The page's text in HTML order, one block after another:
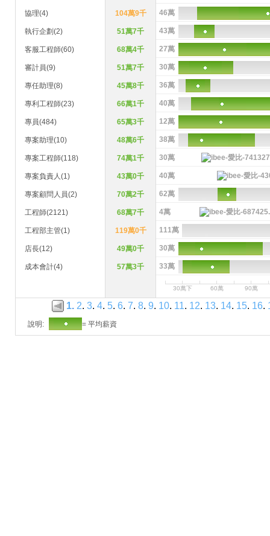
協理(4) 104萬9千 46萬
執行企劃(2) 51萬7千 43萬
客服工程師(60) 68萬4千 27萬
審計員(9) 51萬7千 30萬
專任助理(8) 45萬8千 36萬
專利工程師(23) 66萬1千 40萬
專員(484) 65萬3千 12萬
專案助理(10) 48萬6千 38萬
專案工程師(118) 74萬1千 30萬
專案負責人(1) 43萬0千 40萬
專案顧問人員(2) 70萬2千 62萬
工程師(2121) 68萬7千 4萬
工程部主管(1) 119萬0千 111萬
店長(12) 49萬0千 30萬
成本會計(4) 57萬3千 33萬
30萬下 60萬 90萬
1. 2. 3. 4. 5. 6. 7. 8. 9. 10. 11. 12. 13. 14. 15. 16.
說明: = 平均薪資